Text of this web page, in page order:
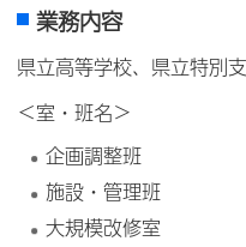
業務内容
県立高等学校、県立特別
＜室・班名＞
企画調整班
施設・管理班
大規模改修室